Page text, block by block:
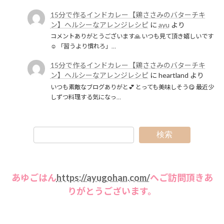
15分で作るインドカレー【鶏ささみのバターチキ
ン】ヘルシーなアレンジレシピ に ayu より
コメントありがとうございます🙏 いつも見て頂き嬉しいです
☺️ 「習うより慣れろ」…
15分で作るインドカレー【鶏ささみのバターチキ
ン】ヘルシーなアレンジレシピ に heartland より
いつも素敵なブログありがと💕 とっても美味しそう😋 最近少
しずつ料理する気になっ…
検索
あゆごはんhttps://ayugohan.com/へご訪問頂きあ
りがとうございます。